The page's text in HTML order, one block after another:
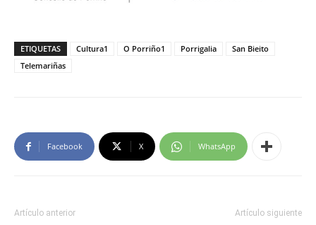
ETIQUETAS Cultura1 O Porriño1 Porrigalia
San Bieito
Telemariñas
Facebook X WhatsApp
Artículo anterior Artículo siguiente